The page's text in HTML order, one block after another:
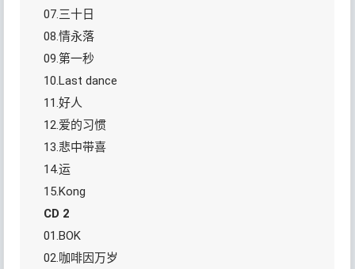
07.三十日
08.情永落
09.第一秒
10.Last dance
11.好人
12.爱的习惯
13.悲中带喜
14.运
15.Kong
CD 2
01.BOK
02.咖啡因万岁